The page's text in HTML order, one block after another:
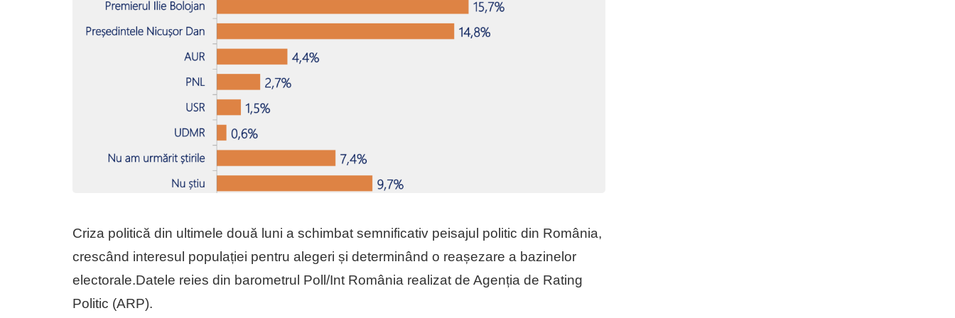
Criza politică din ultimele două luni a schimbat semnificativ peisajul politic din România,
crescând interesul populației pentru alegeri și determinând o reașezare a bazinelor
electorale.Datele reies din barometrul Poll/Int România realizat de Agenția de Rating
Politic (ARP).